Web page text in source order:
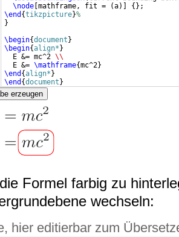
\node mathframe, fit = (a)] { } ;
\end {tikzpicture}%
}
\begin{document }
\begin{align* }
  E &= mc^2
\\
  E &=
\mathframe{mc^2}
\end {align* }
\end {document }
erzeugen
Formel farbig zu
wechseln:
hier editierbar zum